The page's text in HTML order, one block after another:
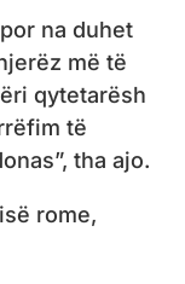
na duhet
më të
qytetarësh
të
tha ajo.
rome,